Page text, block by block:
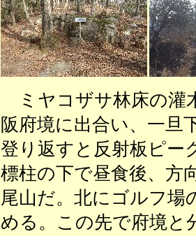
ミヤコザサ林床の灌
阪府境に出合い、一旦
登り返すと反射板ピー
標柱の下で昼食後、方
尾山だ。北にゴルフ場
める。この先で府境と